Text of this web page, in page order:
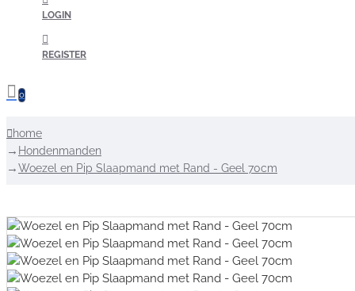
LOGIN
REGISTER
0
home
Hondenmanden
Woezel en Pip Slaapmand met Rand - Geel 70cm